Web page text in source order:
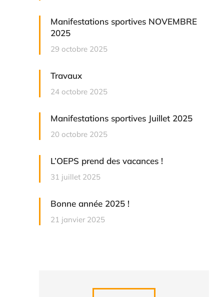
Manifestations sportives NOVEMBRE
2025
29 octobre 2025
Travaux
24 octobre 2025
Manifestations sportives Juillet 2025
20 octobre 2025
L’OEPS prend des vacances !
31 juillet 2025
Bonne année 2025 !
21 janvier 2025